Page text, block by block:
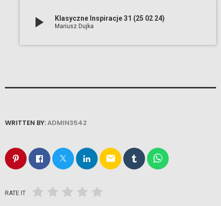
play_arrow Klasyczne Inspiracje 31 (25 02 24)
Mariusz Dujka
WRITTEN BY:ADMIN3542
email
RATE IT